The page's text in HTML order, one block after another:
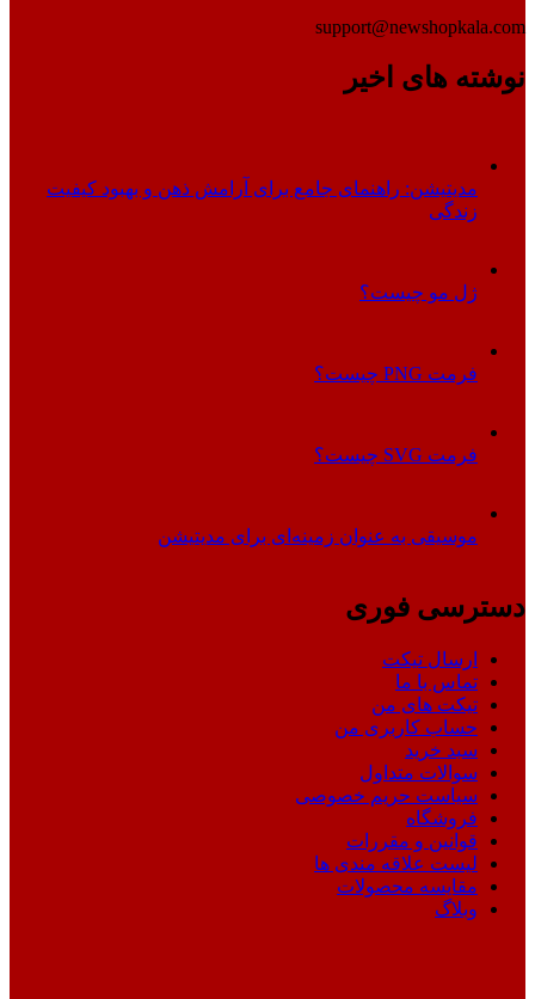
support@newshopkala.com
نوشته های اخیر
مدیتیشن: راهنمای جامع برای آرامش ذهن و بهبود کیفیت
زندگی
ژل مو چیست؟
فرمت PNG چیست؟
فرمت SVG چیست؟
موسیقی به عنوان زمینه‌ای برای مدیتیشن
دسترسی فوری
ارسال تیکت
تماس با ما
تیکت های من
حساب کاربری من
سبد خرید
سوالات متداول
سیاست حریم خصوصی
فروشگاه
قوانین و مقررات
لیست علاقه مندی ها
مقایسه محصولات
وبلاگ